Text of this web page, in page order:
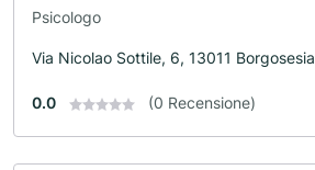
Psicologo
Via Nicolao Sottile, 6, 13011 Borgosesia
0.0 (0 Recensione)